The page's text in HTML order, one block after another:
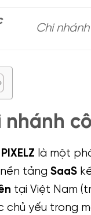
Chi
là một
tảng SaaS
tại Việt Nam
chủ yếu trong